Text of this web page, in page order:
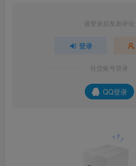
请登录后发表评论
登录
社交账号登录
QQ登录